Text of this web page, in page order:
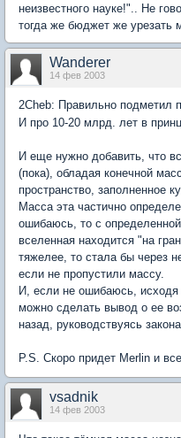
неизвестного науке!".. Не
тогда же бюджет же урезать
Wanderer
14 фев 2003
2Cheb: Правильно подметил
И про 10-20 млрд. лет в
И еще нужно добавить, что
(пока), обладая конечной
пространство, заполненное
Масса эта частично
ошибаюсь, то с
вселенная находится "на
тяжелее, то стала бы через
если не пропустили массу.
И, если не ошибаюсь,
можно сделать вывод о ее
назад, руководствуясь
P.S. Скоро придет Merlin и
vsadnik
14 фев 2003